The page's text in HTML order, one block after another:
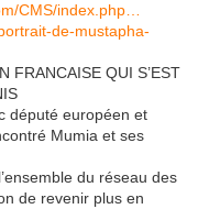
CMS/index.php…
de-mustapha-
FRANCAISE QUI S’EST
député européen et
Mumia et ses
du réseau des
de revenir plus en